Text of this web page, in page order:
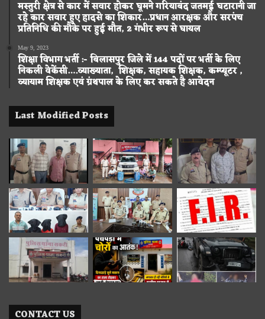
मस्तुरी क्षेत्र से कार में सवार होकर घूमने गरियाबंद जतमई घटारानी जा
रहे कार सवार हुए हादसे का शिकार…प्रधान आरक्षक और सरपंच
प्रतिनिधि की मौके पर हुई मौत, 2 गंभीर रूप से घायल
May 9, 2023
शिक्षा विभाग भर्ती :- बिलासपुर जिले में 144 पदों पर भर्ती के लिए
निकली वेकेंसी….व्याख्याता, शिक्षक, सहायक शिक्षक, कम्प्यूटर ,
व्यायाम शिक्षक एवं ग्रंथपाल के लिए कर सकते है आवेदन
Last Modified Posts
CONTACT US